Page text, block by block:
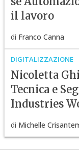
il lavoro
di Franco Canna
DIGITALIZZAZIONE
Nicoletta
Tecnica e
Industries
di Michelle